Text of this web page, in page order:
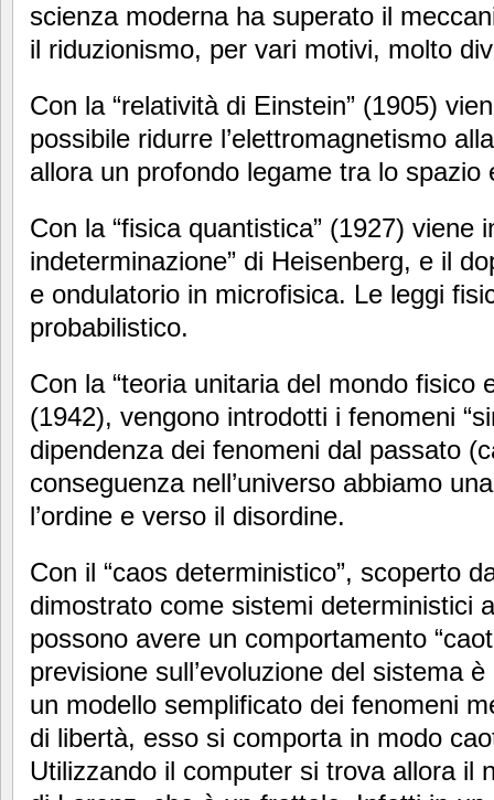
scienza moderna ha superato il
il riduzionismo, per vari motivi, molto
Con la “relatività di Einstein” (1905)
possibile ridurre l’elettromagnetismo
allora un profondo legame tra lo spazio
Con la “fisica quantistica” (1927) viene
indeterminazione” di Heisenberg, e il
e ondulatorio in microfisica. Le leggi
probabilistico.
Con la “teoria unitaria del mondo fisico
(1942), vengono introdotti i fenomeni
dipendenza dei fenomeni dal passato
conseguenza nell’universo abbiamo
l’ordine e verso il disordine.
Con il “caos deterministico”, scoperto
dimostrato come sistemi deterministici
possono avere un comportamento
previsione sull’evoluzione del sistema
un modello semplificato dei fenomeni
di libertà, esso si comporta in modo
Utilizzando il computer si trova allora il